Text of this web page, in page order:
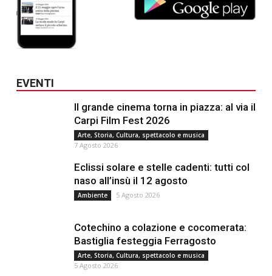
EVENTI
Il grande cinema torna in piazza: al via il
Carpi Film Fest 2026
Arte, Storia, Cultura, spettacolo e musica
7 Agosto 2026
Eclissi solare e stelle cadenti: tutti col
naso all’insù il 12 agosto
Ambiente 5 Agosto 2026
Cotechino a colazione e cocomerata:
Bastiglia festeggia Ferragosto
Arte, Storia, Cultura, spettacolo e musica
5 Agosto 2026